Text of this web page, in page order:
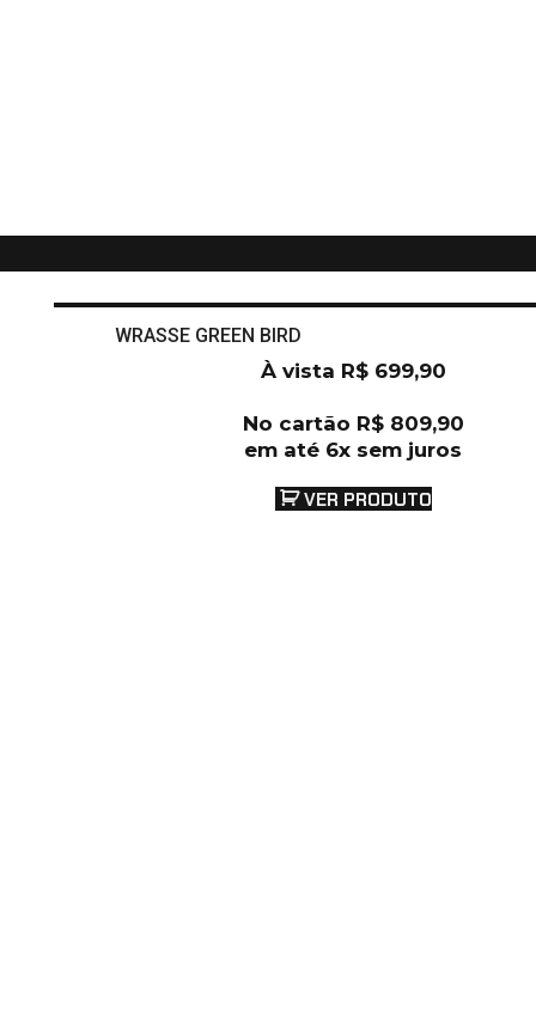
WRASSE GREEN BIRD
À vista R$699,90
No cartão R$809,90
em até 6x sem juros
VER PRODUTO